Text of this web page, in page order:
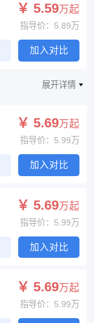
￥ 5.59万起
指导价：5.89万
加入对比
展开详情
￥ 5.69万起
指导价：5.99万
加入对比
￥ 5.69万起
指导价：5.99万
加入对比
￥ 5.69万起
指导价：5.99万